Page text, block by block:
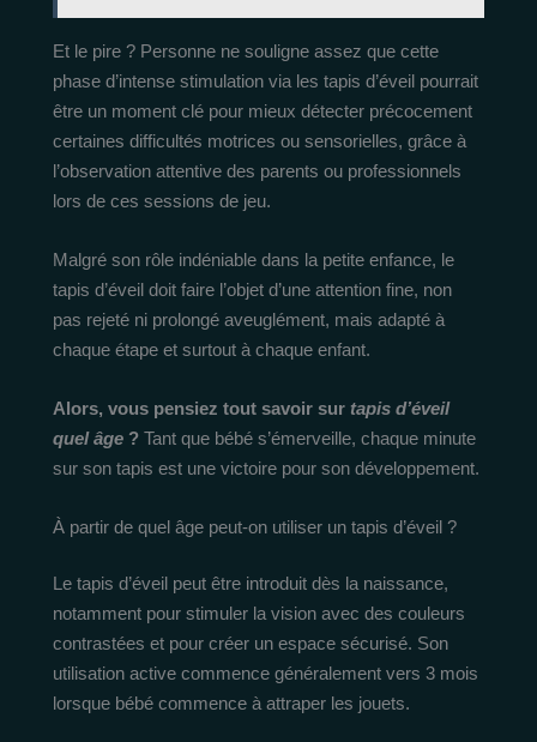
Et le pire ? Personne ne souligne assez que cette
phase d’intense stimulation via les tapis d’éveil pourrait
être un moment clé pour mieux détecter précocement
certaines difficultés motrices ou sensorielles, grâce à
l’observation attentive des parents ou professionnels
lors de ces sessions de jeu.
Malgré son rôle indéniable dans la petite enfance, le
tapis d’éveil doit faire l’objet d’une attention fine, non
pas rejeté ni prolongé aveuglément, mais adapté à
chaque étape et surtout à chaque enfant.
Alors, vous pensiez tout savoir sur tapis d’éveil
quel âge ? Tant que bébé s’émerveille, chaque minute
sur son tapis est une victoire pour son développement.
À partir de quel âge peut-on utiliser un tapis d’éveil ?
Le tapis d’éveil peut être introduit dès la naissance,
notamment pour stimuler la vision avec des couleurs
contrastées et pour créer un espace sécurisé. Son
utilisation active commence généralement vers 3 mois
lorsque bébé commence à attraper les jouets.